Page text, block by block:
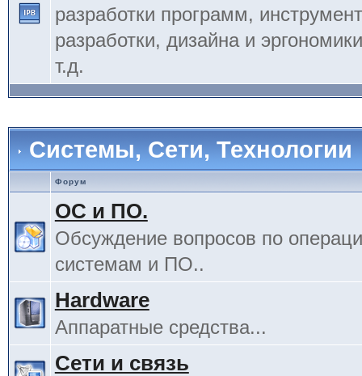
разработки программ,
разработки, дизайна и
т.д.
Системы, Сети, Технологии
Форум
ОС и ПО.
Обсуждение вопросов по
системам и ПО..
Hardware
Аппаратные средства...
Сети и связь